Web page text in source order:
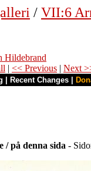
/ VII:6
Hildebrand
| << Previous | Next
Recent Changes
/ på denna sida -